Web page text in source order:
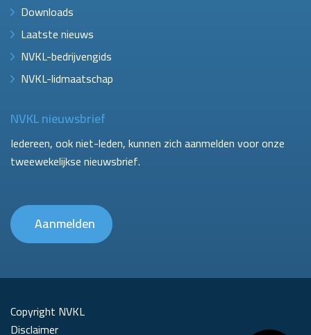
Downloads
Laatste nieuws
NVKL-bedrijvengids
NVKL-lidmaatschap
NVKL nieuwsbrief
Iedereen, ook niet-leden, kunnen zich aanmelden voor onze
tweewekelijkse nieuwsbrief.
Aanmelden
Copyright NVKL
Disclaimer